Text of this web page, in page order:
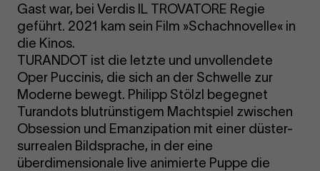
Gast war, bei Verdis IL TROVATORE Regie
geführt. 2021 kam sein Film »Schachnovelle« in
die Kinos.
TURANDOT ist die letzte und unvollendete
Oper Puccinis, die sich an der Schwelle zur
Moderne bewegt. Philipp Stölzl begegnet
Turandots blutrünstigem Machtspiel zwischen
Obsession und Emanzipation mit einer düster-
surrealen Bildsprache, in der eine
überdimensionale live animierte Puppe die